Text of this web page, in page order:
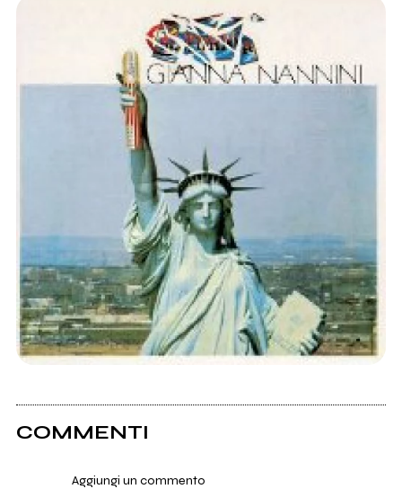
COMMENTI
Aggiungi un commento